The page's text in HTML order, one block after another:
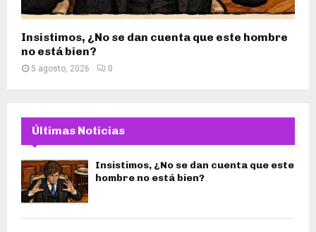
Insistimos, ¿No se dan cuenta que este hombre
no está bien?
5 agosto, 2026 0
Últimas Noticias
Insistimos, ¿No se dan cuenta que este
hombre no está bien?